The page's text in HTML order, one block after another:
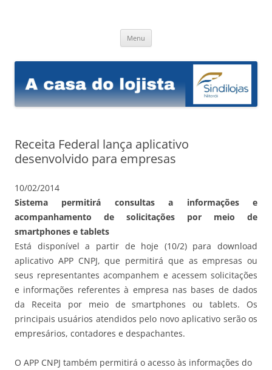
Menu
conteúdo
Receita Federal lança aplicativo
desenvolvido para empresas
10/02/2014
Sistema permitirá consultas a informações e
acompanhamento de solicitações por meio de
smartphones e tablets
Está disponível a partir de hoje (10/2) para download
aplicativo APP CNPJ, que permitirá que as empresas ou
seus representantes acompanhem e acessem solicitações
e informações referentes à empresa nas bases de dados
da Receita por meio de smartphones ou tablets. Os
principais usuários atendidos pelo novo aplicativo serão os
empresários, contadores e despachantes.
O APP CNPJ também permitirá o acesso às informações do